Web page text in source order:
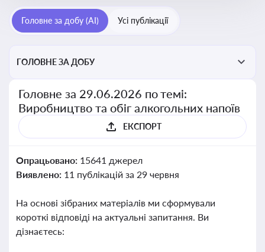
Головне за добу (AI) Усі публікації
ГОЛОВНЕ ЗА ДОБУ
Головне за 29.06.2026 по темі:
Виробництво та обіг алкогольних напоїв
ЕКСПОРТ
Опрацьовано: 15641 джерел
Виявлено: 11 публікацій за 29 червня
На основі зібраних матеріалів ми сформували
короткі відповіді на актуальні запитання. Ви
дізнаєтесь: